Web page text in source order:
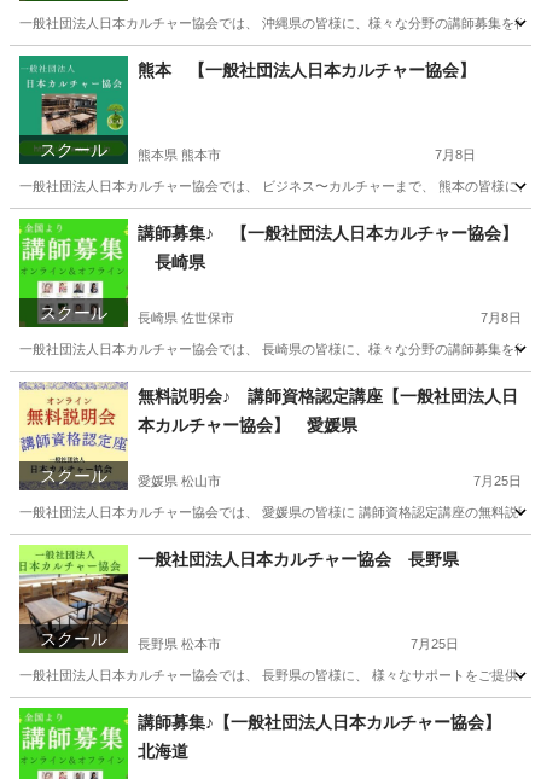
一般社団法人日本カルチャー協会では、 沖縄県の皆様に、様々な分野の講師募集を
沖縄 那覇市 生活知識
スクール
熊本 【一般社団法人日本カルチャー協会】
熊本県 熊本市 7月8日
一般社団法人日本カルチャー協会では、 ビジネス〜カルチャーまで、 熊本の皆様に
熊本 熊本市 生活知識 熊本 生活知識 カルチャー
スクール
講師募集♪ 【一般社団法人日本カルチャー協会】
長崎県
長崎県 佐世保市 7月8日
一般社団法人日本カルチャー協会では、 長崎県の皆様に、様々な分野の講師募集を
長崎 佐世保市 生活知識 オンライン
スクール
無料説明会♪ 講師資格認定講座【一般社団法人日
本カルチャー協会】 愛媛県
愛媛県 松山市 7月25日
一般社団法人日本カルチャー協会では、 愛媛県の皆様に 講師資格認定講座の無料説
愛媛 松山市 資格 カルチャー
スクール
一般社団法人日本カルチャー協会 長野県
長野県 松本市 7月25日
一般社団法人日本カルチャー協会では、 長野県の皆様に、 様々なサポートをご提供
長野 松本市 その他 オンライン
講師募集♪【一般社団法人日本カルチャー協会】
北海道